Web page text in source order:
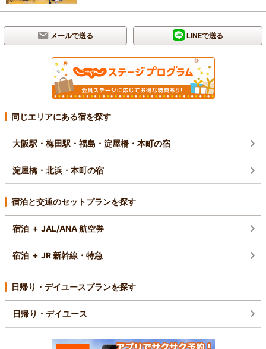
メールで送る LINEで送る
同じエリアにある宿を探す
大阪駅・梅田駅・福島・淀屋橋・本町の宿
淀屋橋・北浜・本町の宿
宿泊と交通のセットプランを探す
宿泊 ＋ JAL/ANA 航空券
宿泊 ＋ JR 新幹線・特急
日帰り・デイユースプランを探す
日帰り・デイユース